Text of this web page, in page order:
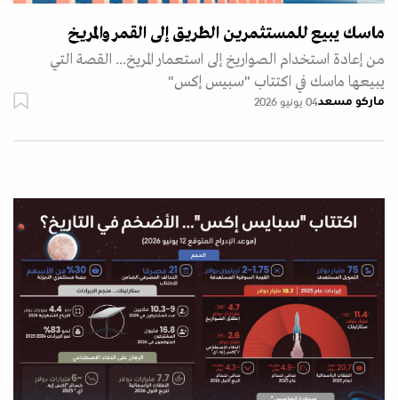
ماسك يبيع للمستثمرين الطريق إلى القمر والمريخ
من إعادة استخدام الصواريخ إلى استعمار المريخ... القصة التي
يبيعها ماسك في اكتتاب "سبيس إكس"
ماركو مسعد04 يونيو 2026